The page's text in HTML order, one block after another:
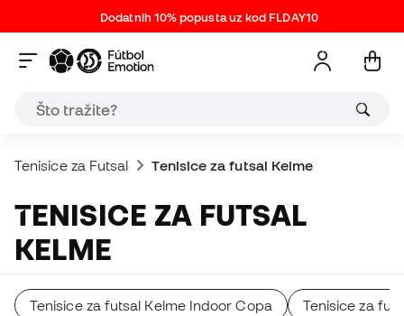
Dodatnih 10% popusta uz kod FLDAY10
Tenisice za Futsal Tenisice za futsal Kelme
TENISICE ZA FUTSAL
KELME
Tenisice za futsal Kelme Indoor Copa Tenisice za